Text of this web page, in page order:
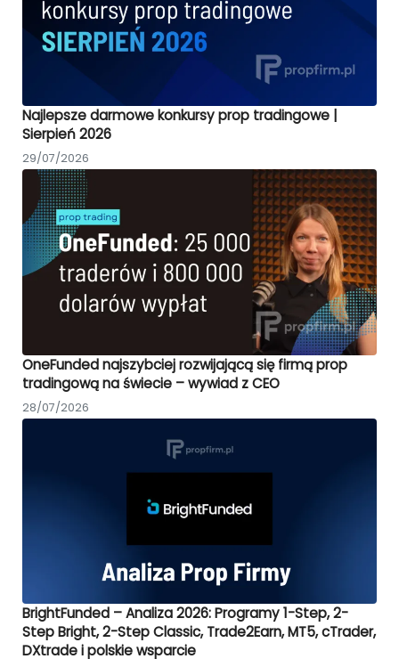
Najlepsze darmowe konkursy prop tradingowe |
Sierpień 2026
29/07/2026
OneFunded najszybciej rozwijającą się firmą prop
tradingową na świecie – wywiad z CEO
28/07/2026
BrightFunded – Analiza 2026: Programy 1-Step, 2-
Step Bright, 2-Step Classic, Trade2Earn, MT5, cTrader,
DXtrade i polskie wsparcie